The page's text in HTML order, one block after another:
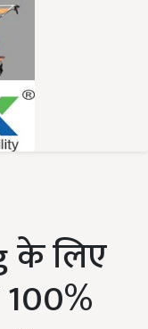
के लिए